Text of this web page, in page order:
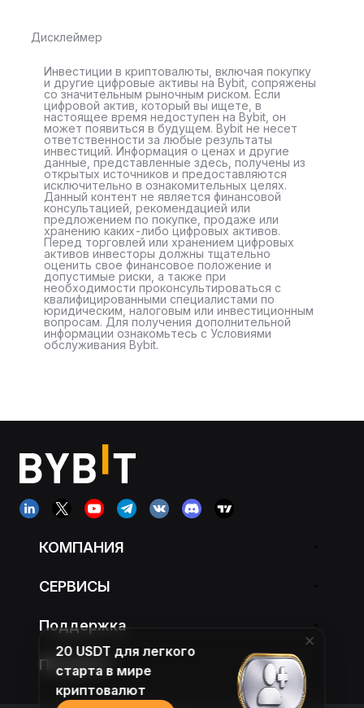
Дисклеймер
Инвестиции в криптовалюты, включая покупку
и другие цифровые активы на Bybit, сопряжены
со значительным рыночным риском. Если
цифровой актив, который вы ищете, в
настоящее время недоступен на Bybit, он
может появиться в будущем. Bybit не несет
ответственности за любые результаты
инвестиций. Информация о ценах и другие
данные, представленные здесь, получены из
открытых источников и предоставляются
исключительно в ознакомительных целях.
Данный контент не является финансовой
консультацией, рекомендацией или
предложением по покупке, продаже или
хранению каких-либо цифровых активов.
Перед торговлей или хранением цифровых
активов инвесторы должны тщательно
оценить свое финансовое положение и
допустимые риски, а также при
необходимости проконсультироваться с
квалифицированными специалистами по
юридическим, налоговым или инвестиционным
вопросам. Для получения дополнительной
информации ознакомьтесь с Условиями
обслуживания Bybit.
КОМПАНИЯ
СЕРВИСЫ
Поддержка
ПРОДУКТ
20 USDT для легкого
старта в мире
криптовалют